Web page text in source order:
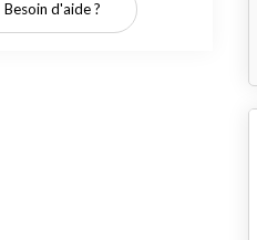
Besoin d'aide ?